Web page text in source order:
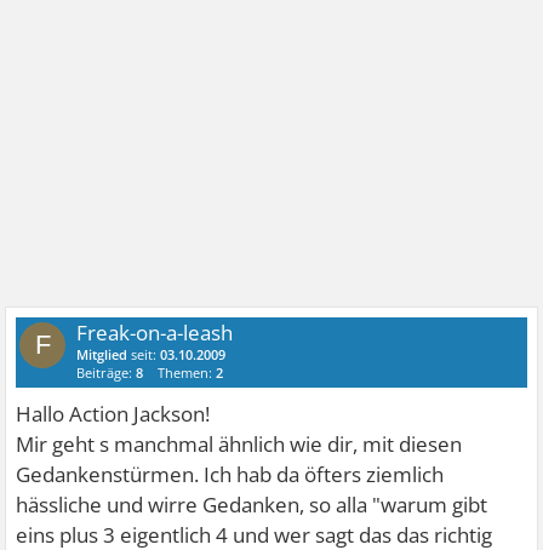
F Freak-on-a-leash
Mitglied seit:03.10.2009
Beiträge:8 Themen:2
Hallo Action Jackson!
Mir geht s manchmal ähnlich wie dir, mit diesen
Gedankenstürmen. Ich hab da öfters ziemlich
hässliche und wirre Gedanken, so alla "warum gibt
eins plus 3 eigentlich 4 und wer sagt das das richtig